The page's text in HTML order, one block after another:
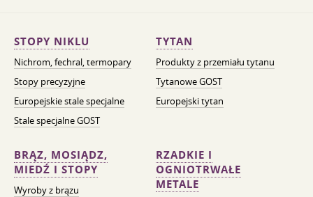
STOPY NIKLU
Nichrom, fechral, termopary
Stopy precyzyjne
Europejskie stale specjalne
Stale specjalne GOST
TYTAN
Produkty z przemiału tytanu
Tytanowe GOST
Europejski tytan
BRĄZ, MOSIĄDZ,
MIEDŹ I STOPY
Wyroby z brązu
RZADKIE I
OGNIOTRWAŁE
METALE